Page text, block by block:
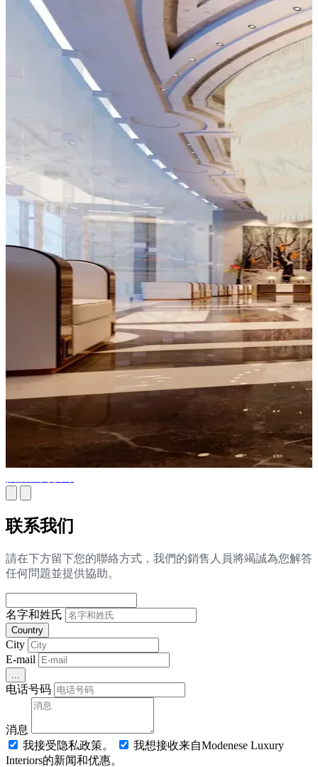
联系我们
請在下方留下您的聯絡方式，我們的銷售人員將竭誠為您解答
任何問題並提供協助。
名字和姓氏
Country
City
E-mail
电话号码
消息
我接受隐私政策。
我想接收来自Modenese Luxury
Interiors的新闻和优惠。